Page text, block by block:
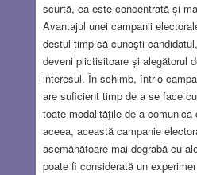
scurtă, ea este concentrată și
Avantajul unei campanii
destul timp să cunoşti
deveni plictisitoare și alegătorul
interesul. În schimb, într-o
are suficient timp de a se face
toate modalităţile de a comunica
aceea, această campanie
asemănătoare mai degrabă cu
poate fi considerată un